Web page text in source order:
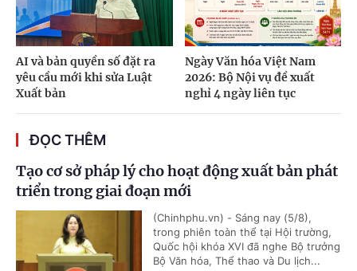
AI và bản quyền số đặt ra
yêu cầu mới khi sửa Luật
Xuất bản
Ngày Văn hóa Việt Nam
2026: Bộ Nội vụ đề xuất
nghỉ 4 ngày liên tục
ĐỌC THÊM
Tạo cơ sở pháp lý cho hoạt động xuất bản phát
triển trong giai đoạn mới
(Chinhphu.vn) - Sáng nay (5/8),
trong phiên toàn thể tại Hội trường,
Quốc hội khóa XVI đã nghe Bộ trưởng
Bộ Văn hóa, Thể thao và Du lịch...